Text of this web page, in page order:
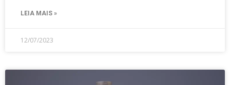
LEIA MAIS »
12/07/2023